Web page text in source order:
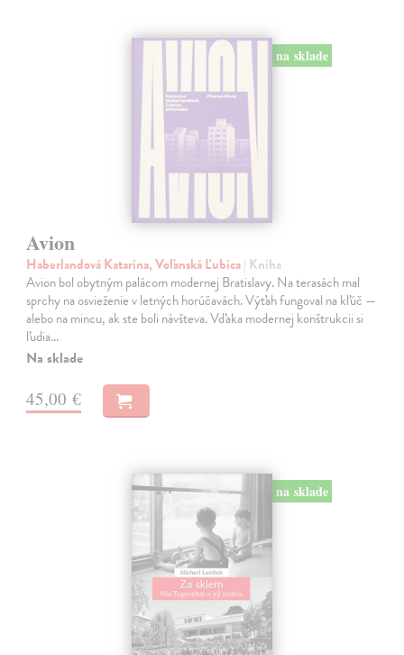
na sklade
Avion
Haberlandová Katarína, Voľanská Ľubica| Kniha
Avion bol obytným palácom modernej Bratislavy. Na terasách mal
sprchy na osvieženie v letných horúčavách. Výťah fungoval na kľúč —
alebo na mincu, ak ste boli návšteva. Vďaka modernej konštrukcii si
ľudia…
Na sklade
45,00 €
na sklade